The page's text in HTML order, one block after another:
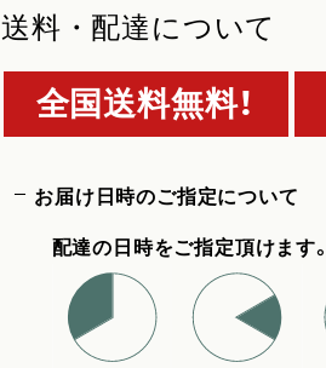
送料・配達について
全国送料無料！
お届け日時のご指定について
配達の日時をご指定頂けます。